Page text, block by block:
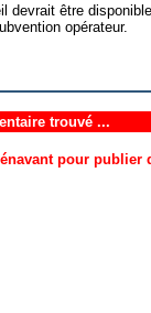
devrait être
opérateur.
trouvé ...
pour publier